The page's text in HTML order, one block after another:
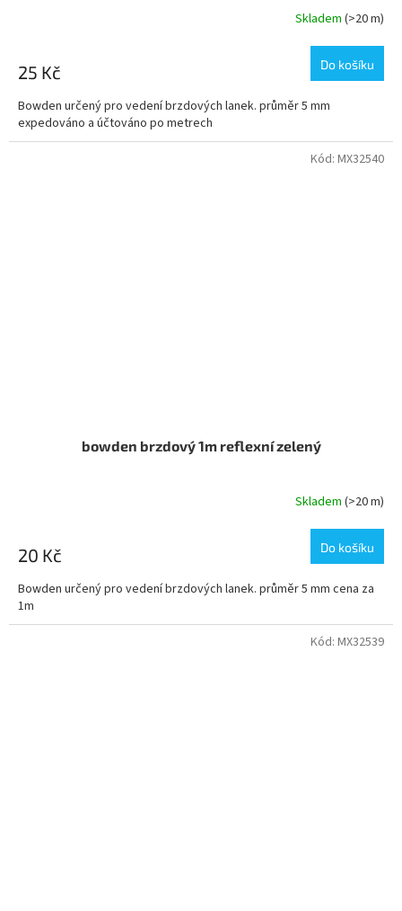
Skladem (>20 m)
25 Kč Do košíku
Bowden určený pro vedení brzdových lanek. průměr 5 mm
expedováno a účtováno po metrech
bowden brzdový 1m reflexní zelený
Skladem (>20 m)
20 Kč Do košíku
Bowden určený pro vedení brzdových lanek. průměr 5 mm cena za
1m
Kód: MX32540
Kód: MX32539